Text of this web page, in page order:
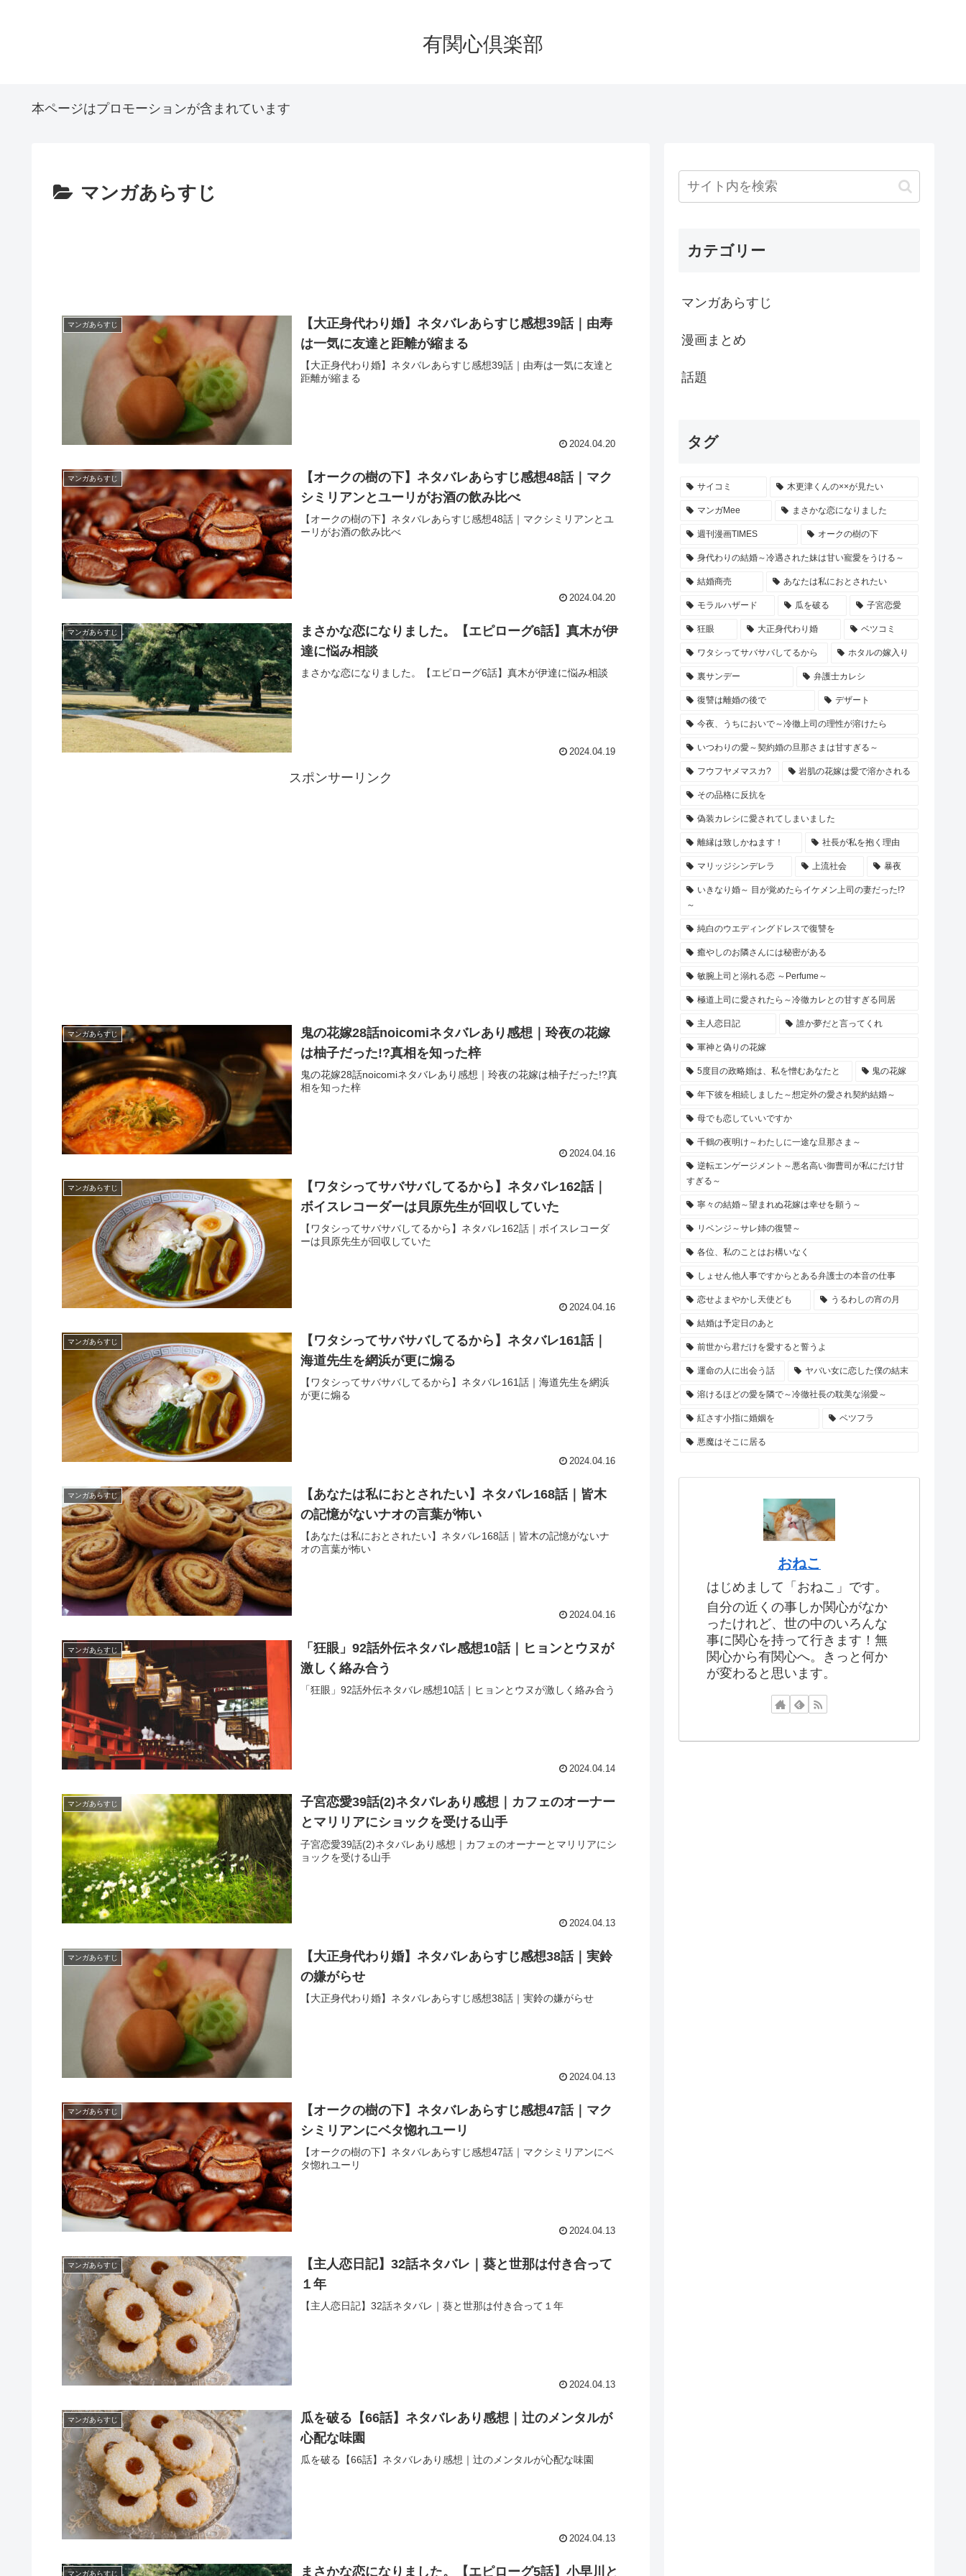
有関心倶楽部
本ページはプロモーションが含まれています
マンガあらすじ
マンガあらすじ
【大正身代わり婚】ネタバレあらすじ感想39話｜由寿
は一気に友達と距離が縮まる
【大正身代わり婚】ネタバレあらすじ感想39話｜由寿は一気に友達と
距離が縮まる
2024.04.20
マンガあらすじ
【オークの樹の下】ネタバレあらすじ感想48話｜マク
シミリアンとユーリがお酒の飲み比べ
【オークの樹の下】ネタバレあらすじ感想48話｜マクシミリアンとユ
ーリがお酒の飲み比べ
2024.04.20
マンガあらすじ
まさかな恋になりました。【エピローグ6話】真木が伊
達に悩み相談
まさかな恋になりました。【エピローグ6話】真木が伊達に悩み相談
2024.04.19
スポンサーリンク
マンガあらすじ
鬼の花嫁28話noicomiネタバレあり感想｜玲夜の花嫁
は柚子だった!?真相を知った梓
鬼の花嫁28話noicomiネタバレあり感想｜玲夜の花嫁は柚子だった!?真
相を知った梓
2024.04.16
マンガあらすじ
【ワタシってサバサバしてるから】ネタバレ162話｜
ボイスレコーダーは貝原先生が回収していた
【ワタシってサバサバしてるから】ネタバレ162話｜ボイスレコーダ
ーは貝原先生が回収していた
2024.04.16
マンガあらすじ
【ワタシってサバサバしてるから】ネタバレ161話｜
海道先生を網浜が更に煽る
【ワタシってサバサバしてるから】ネタバレ161話｜海道先生を網浜
が更に煽る
2024.04.16
マンガあらすじ
【あなたは私におとされたい】ネタバレ168話｜皆木
の記憶がないナオの言葉が怖い
【あなたは私におとされたい】ネタバレ168話｜皆木の記憶がないナ
オの言葉が怖い
2024.04.16
マンガあらすじ
「狂眼」92話外伝ネタバレ感想10話｜ヒョンとウヌが
激しく絡み合う
「狂眼」92話外伝ネタバレ感想10話｜ヒョンとウヌが激しく絡み合う
2024.04.14
マンガあらすじ
子宮恋愛39話(2)ネタバレあり感想｜カフェのオーナー
とマリリアにショックを受ける山手
子宮恋愛39話(2)ネタバレあり感想｜カフェのオーナーとマリリアにシ
ョックを受ける山手
2024.04.13
マンガあらすじ
【大正身代わり婚】ネタバレあらすじ感想38話｜実鈴
の嫌がらせ
【大正身代わり婚】ネタバレあらすじ感想38話｜実鈴の嫌がらせ
2024.04.13
マンガあらすじ
【オークの樹の下】ネタバレあらすじ感想47話｜マク
シミリアンにベタ惚れユーリ
【オークの樹の下】ネタバレあらすじ感想47話｜マクシミリアンにベ
タ惚れユーリ
2024.04.13
マンガあらすじ
【主人恋日記】32話ネタバレ｜葵と世那は付き合って
１年
【主人恋日記】32話ネタバレ｜葵と世那は付き合って１年
2024.04.13
マンガあらすじ
瓜を破る【66話】ネタバレあり感想｜辻のメンタルが
心配な味園
瓜を破る【66話】ネタバレあり感想｜辻のメンタルが心配な味園
2024.04.13
マンガあらすじ まさかな恋になりました。【エピローグ5話】小早川と
カテゴリー
マンガあらすじ
漫画まとめ
話題
タグ
サイコミ 木更津くんの××が見たい
マンガMee まさかな恋になりました
週刊漫画TIMES オークの樹の下
身代わりの結婚～冷遇された妹は甘い寵愛をうける～
結婚商売 あなたは私におとされたい
モラルハザード 瓜を破る 子宮恋愛
狂眼 大正身代わり婚 ベツコミ
ワタシってサバサバしてるから ホタルの嫁入り
裏サンデー 弁護士カレシ
復讐は離婚の後で デザート
今夜、うちにおいで～冷徹上司の理性が溶けたら
いつわりの愛～契約婚の旦那さまは甘すぎる～
フウフヤメマスカ? 岩肌の花嫁は愛で溶かされる
その品格に反抗を
偽装カレシに愛されてしまいました
離縁は致しかねます！ 社長が私を抱く理由
マリッジシンデレラ 上流社会 暴夜
いきなり婚～ 目が覚めたらイケメン上司の妻だった!?
～
純白のウエディングドレスで復讐を
癒やしのお隣さんには秘密がある
敏腕上司と溺れる恋 ～Perfume～
極道上司に愛されたら～冷徹カレとの甘すぎる同居
主人恋日記 誰か夢だと言ってくれ
軍神と偽りの花嫁
5度目の政略婚は、私を憎むあなたと 鬼の花嫁
年下彼を相続しました～想定外の愛され契約結婚～
母でも恋していいですか
千鶴の夜明け～わたしに一途な旦那さま～
逆転エンゲージメント～悪名高い御曹司が私にだけ甘
すぎる～
寧々の結婚～望まれぬ花嫁は幸せを願う～
リベンジ～サレ姉の復讐～
各位、私のことはお構いなく
しょせん他人事ですからとある弁護士の本音の仕事
恋せよまやかし天使ども うるわしの宵の月
結婚は予定日のあと
前世から君だけを愛すると誓うよ
運命の人に出会う話 ヤバい女に恋した僕の結末
溶けるほどの愛を隣で～冷徹社長の耽美な溺愛～
紅さす小指に婚姻を ベツフラ
悪魔はそこに居る
おねこ
はじめまして「おねこ」です。
自分の近くの事しか関心がなか
ったけれど、世の中のいろんな
事に関心を持って行きます！無
関心から有関心へ。きっと何か
が変わると思います。